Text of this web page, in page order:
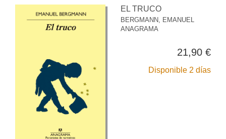
EL TRUCO
BERGMANN, EMANUEL
ANAGRAMA
21,90 €
Disponible 2 días